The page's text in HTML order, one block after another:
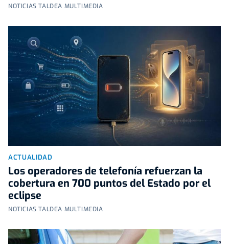
NOTICIAS TALDEA MULTIMEDIA
ACTUALIDAD
Los operadores de telefonía refuerzan la
cobertura en 700 puntos del Estado por el
eclipse
NOTICIAS TALDEA MULTIMEDIA